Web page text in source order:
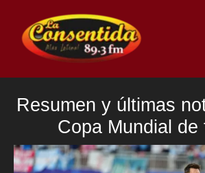
contenido
Resumen y últimas
Copa Mundial de